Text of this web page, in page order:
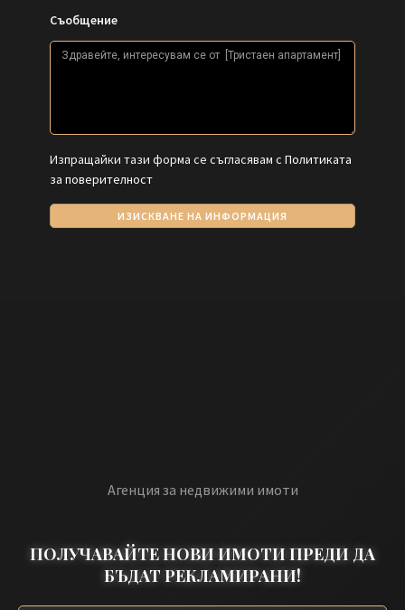
Съобщение
Изпращайки тази форма се съгласявам с Политиката
за поверителност
ИЗИСКВАНЕ НА ИНФОРМАЦИЯ
Агенция за недвижими имоти
ПОЛУЧАВАЙТЕ НОВИ ИМОТИ ПРЕДИ ДА
БЪДАТ РЕКЛАМИРАНИ!